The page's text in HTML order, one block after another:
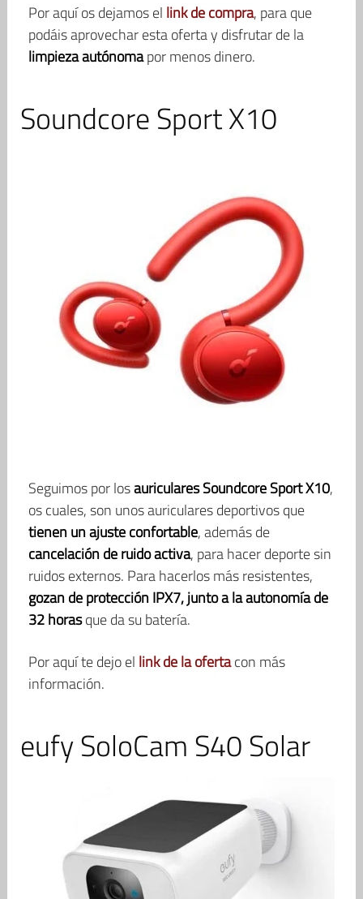
Por aquí os dejamos el link de compra, para que
podáis aprovechar esta oferta y disfrutar de la
limpieza autónomapor menos dinero.
Soundcore Sport X10
Seguimos por losauriculares Soundcore Sport X10,
os cuales, son unos auriculares deportivos que
tienen un ajuste confortable, además de
cancelación de ruido activa, para hacer deporte sin
ruidos externos. Para hacerlos más resistentes,
gozan de protección IPX7, junto a la autonomía de
32 horasque da su batería.
Por aquí te dejo el link de la ofertacon más
información.
eufy SoloCam S40 Solar